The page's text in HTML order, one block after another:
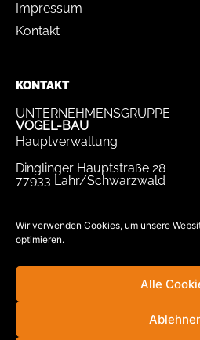
Wir verwenden Cookies, um unsere
optimieren.
Alle
Impressum
Kontakt
KONTAKT
UNTERNEHMENSGRUPPE
VOGEL-BAU
Hauptverwaltung
Dinglinger Hauptstraße 28
77933 Lahr/Schwarzwald
bewerbung@vogel-bau.de
info@vogel-bau.de